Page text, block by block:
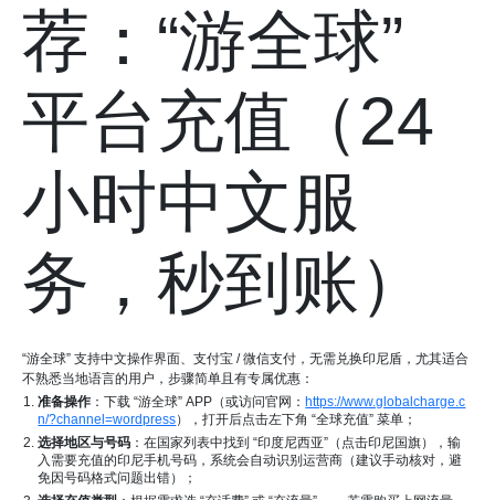
荐：“游全球”
平台充值（24
小时中文服
务，秒到账）
“游全球” 支持中文操作界面、支付宝 / 微信支付，无需兑换印尼盾，尤其适合
不熟悉当地语言的用户，步骤简单且有专属优惠：
准备操作 ：下载 “游全球” APP（或访问官网： https://www.globalcharge.c
n/?channel=wordpress），打开后点击左下角 “全球充值” 菜单；
选择地区与号码 ：在国家列表中找到 “印度尼西亚”（点击印尼国旗），输
入需要充值的印尼手机号码，系统会自动识别运营商（建议手动核对，避
免因号码格式问题出错）；